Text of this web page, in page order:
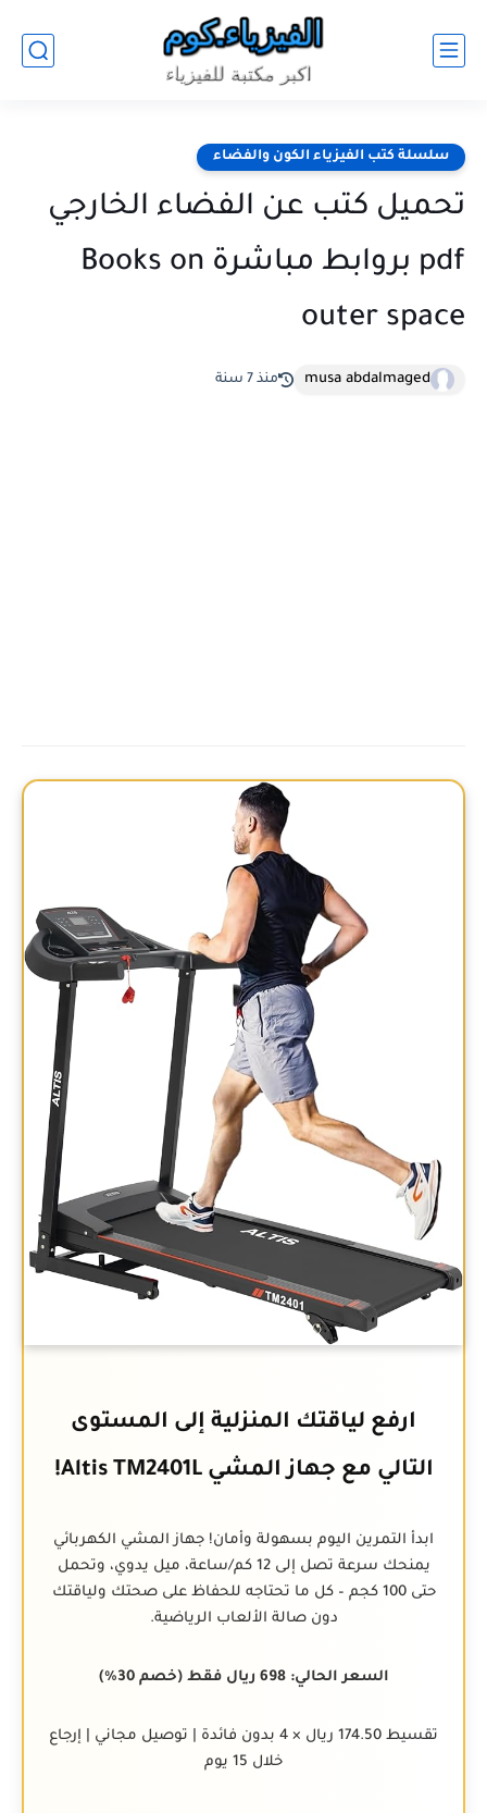
سلسلة كتب الفيزياء الكون والفضاء
تحميل كتب عن الفضاء الخارجي
pdf بروابط مباشرة Books on
outer space
musa abdalmaged منذ 7 سنة
ارفع لياقتك المنزلية إلى المستوى
التالي مع جهاز المشي Altis TM2401L!
ابدأ التمرين اليوم بسهولة وأمان! جهاز المشي الكهربائي
يمنحك سرعة تصل إلى 12 كم/ساعة، ميل يدوي، وتحمل
حتى 100 كجم – كل ما تحتاجه للحفاظ على صحتك ولياقتك
دون صالة الألعاب الرياضية.
السعر الحالي: 698 ريال فقط (خصم 30%)
تقسيط 174.50 ريال × 4 بدون فائدة | توصيل مجاني | إرجاع
خلال 15 يوم